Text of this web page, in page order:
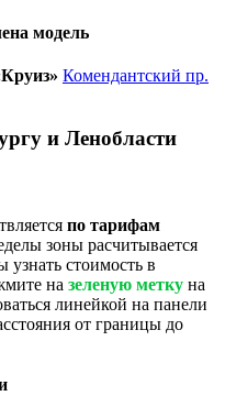
модель
Комендантский пр.
и Ленобласти
по тарифам
зоны расчитывается
стоимость в
на зеленую метку на
линейкой на панели
от границы до